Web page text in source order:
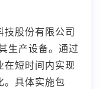
股份有限公司
生产设备。通过
在短时间内实现
。具体实施包